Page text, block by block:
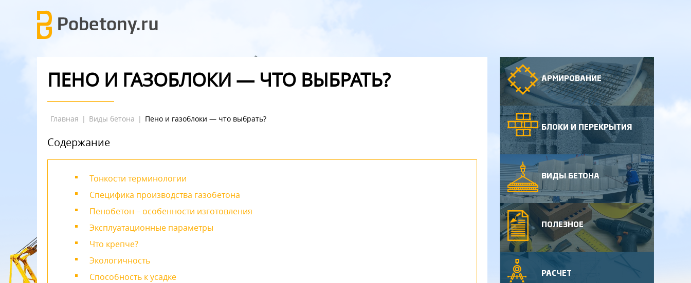
ПЕНО И ГАЗОБЛОКИ — ЧТО ВЫБРАТЬ?
Главная | Виды бетона | Пено и газоблоки — что выбрать?
Содержание
Тонкости терминологии
Специфика производства газобетона
Пенобетон – особенности изготовления
Эксплуатационные параметры
Что крепче?
Экологичность
Способность к усадке
АРМИРОВАНИЕ
БЛОКИ И ПЕРЕКРЫТИЯ
ВИДЫ БЕТОНА
ПОЛЕЗНОЕ
РАСЧЕТ